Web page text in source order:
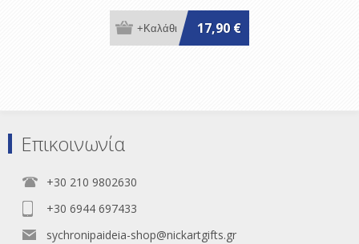
17,90 €
Επικοινωνία
+30 210 9802630
+30 6944 697433
sychronipaideia-shop@nickartgifts.gr